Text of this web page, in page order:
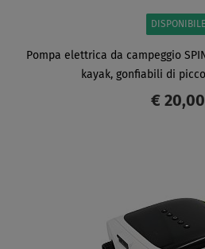
DISPONIBILE
Pompa elettrica da campeggio
kayak, gonfiabili di
€ 20,00